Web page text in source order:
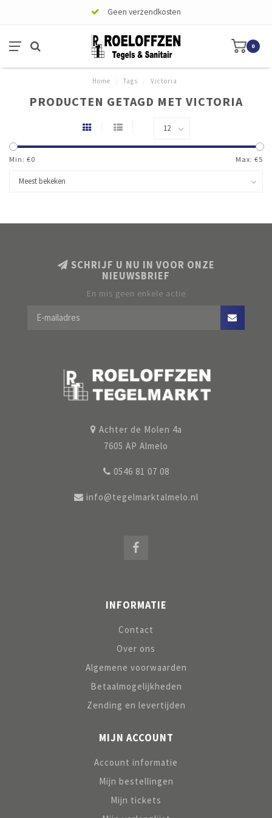
Geen verzendkosten
0
Home Tags Victoria
PRODUCTEN GETAGD MET VICTORIA
Min: €0 Max: €5
SCHRIJF U NU IN VOOR ONZE
NIEUWSBRIEF
En mis geen enkele actie
Achter de Molen 4a
7605 AP Almelo
0546 81 07 08
info@tegelmarktalmelo.nl
INFORMATIE
Contact
Over ons
Algemene voorwaarden
Betaalmogelijkheden
Zending en levertijden
MIJN ACCOUNT
Account informatie
Mijn bestellingen
Mijn tickets